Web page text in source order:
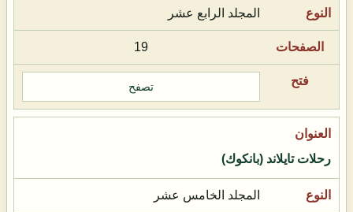
المجلد الرابع عشر
19
تصفح
رحلات تايلاند (بانكوك)
المجلد الخامس عشر